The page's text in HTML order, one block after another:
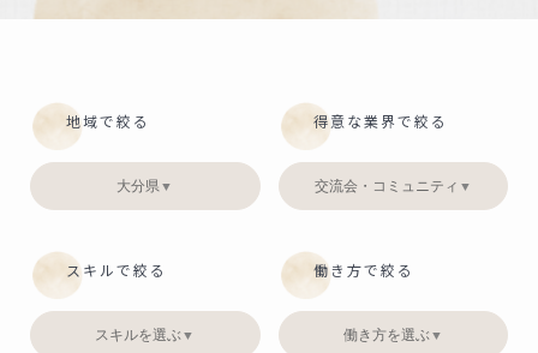
地域で絞る
大分県 ▼
得意な業界で絞る
交流会・コミュニティ ▼
スキルで絞る
スキルを選ぶ ▼
働き方で絞る
働き方を選ぶ ▼